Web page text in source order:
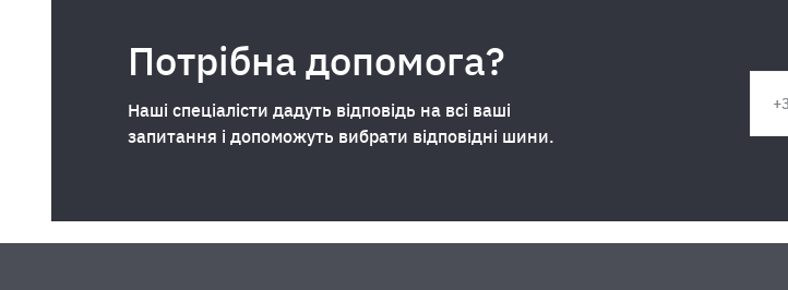
Потрібна допомога?
Наші спеціалісти дадуть відповідь на всі ваші
запитання і допоможуть вибрати відповідні шини.